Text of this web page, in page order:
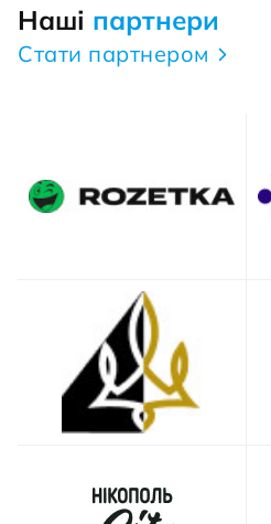
Наші партнери
Стати партнером